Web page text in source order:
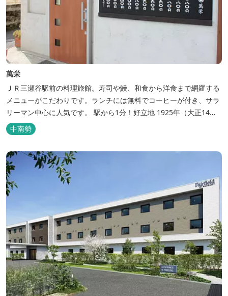
萬栄
ＪＲ三瀬谷駅前の料理旅館。寿司や鰻、和食から洋食まで網羅する
メニューがこだわりです。ランチには無料でコーヒーが付き、サラ
リーマン中心に人気です。 駅から1分！好立地 1925年（大正14
年）に開業した歴史ある旅館。JR三瀬谷駅から徒歩一分と好立地の
場所にあり、大変便利です。 部屋数は11室、大広間が2部屋。少人
数から団体のお客様まで幅広くご利用いただけます。 人気の定食は
品数...
中南勢